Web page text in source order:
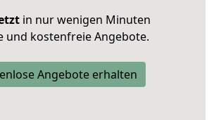
in nur wenigen Minuten
und kostenfreie Angebote.
Angebote erhalten